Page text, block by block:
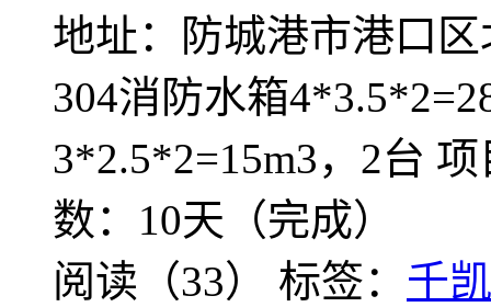
地址：防城港市港口
304消防水箱
3*2.5*2=15m3，2台
数：10天（完成）
阅读（33） 标签： 千